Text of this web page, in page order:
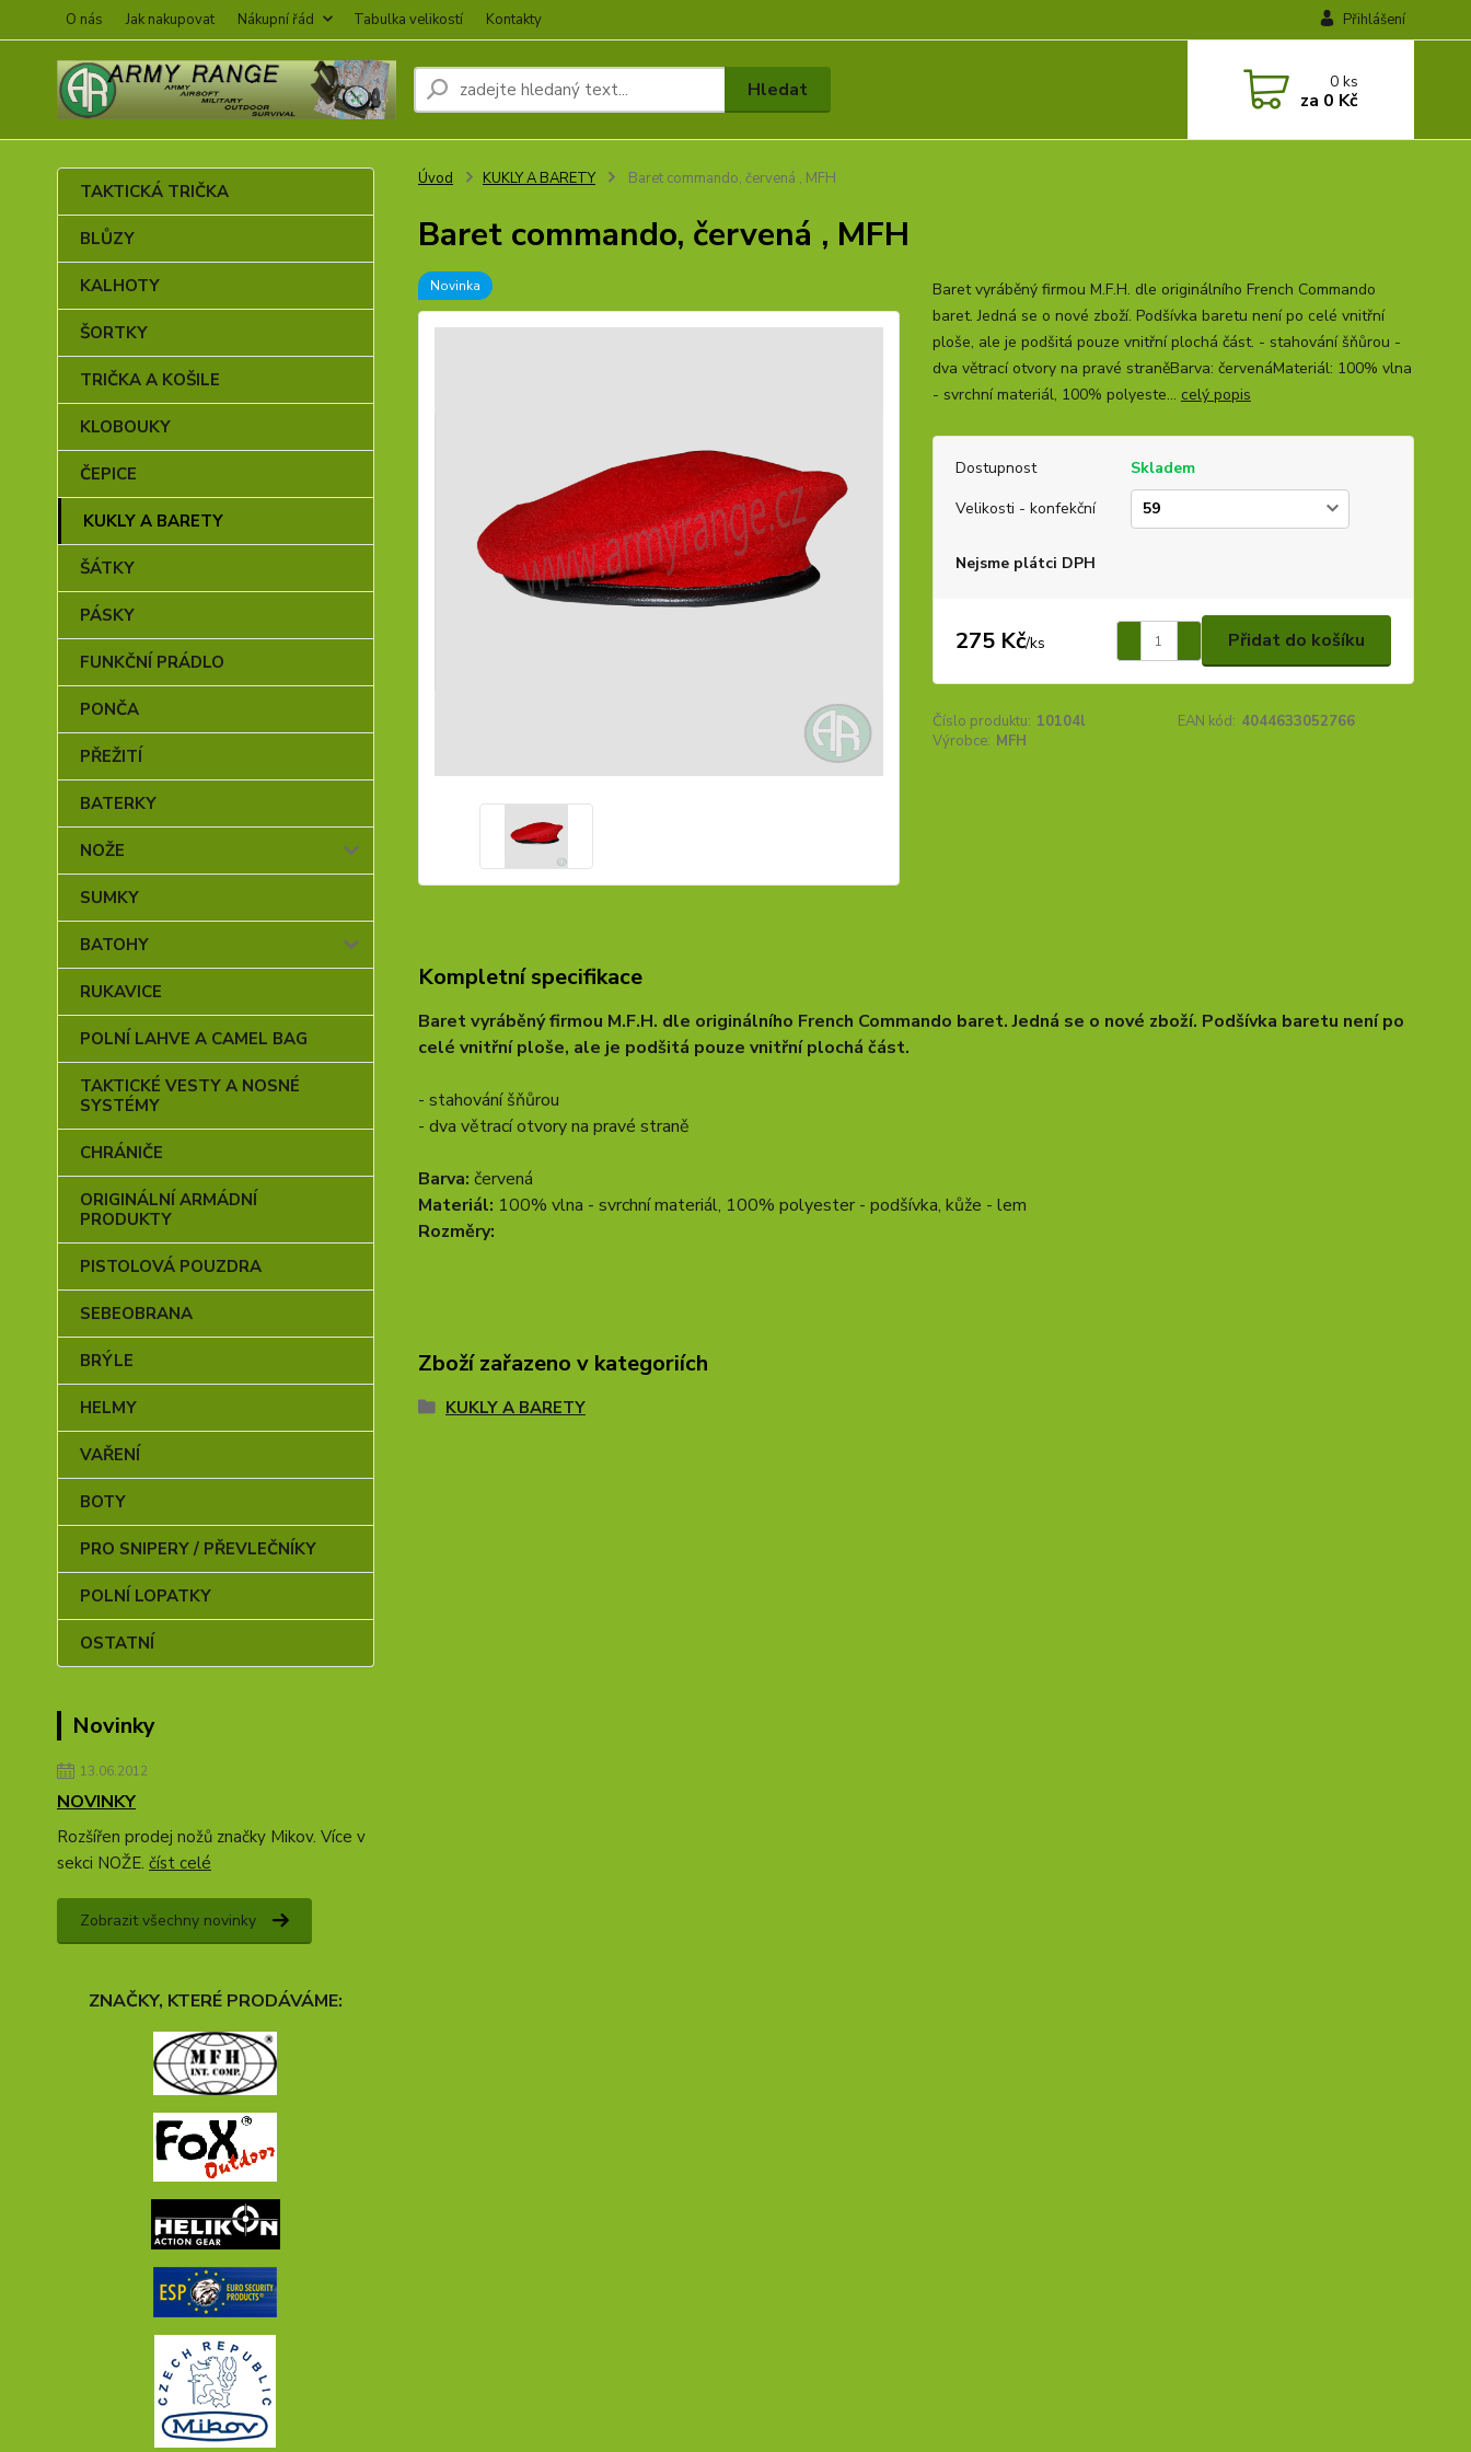
O nás Jak nakupovat Nákupní řád Tabulka velikostí Kontakty Přihlášení
Hledat 0ks
za 0 Kč
TAKTICKÁ TRIČKA
BLŮZY
KALHOTY
ŠORTKY
TRIČKA A KOŠILE
KLOBOUKY
ČEPICE
KUKLY A BARETY
ŠÁTKY
PÁSKY
FUNKČNÍ PRÁDLO
PONČA
PŘEŽITÍ
BATERKY
NOŽE
SUMKY
BATOHY
RUKAVICE
POLNÍ LAHVE A CAMEL BAG
TAKTICKÉ VESTY A NOSNÉ
SYSTÉMY
CHRÁNIČE
ORIGINÁLNÍ ARMÁDNÍ
PRODUKTY
PISTOLOVÁ POUZDRA
SEBEOBRANA
BRÝLE
HELMY
VAŘENÍ
BOTY
PRO SNIPERY / PŘEVLEČNÍKY
POLNÍ LOPATKY
OSTATNÍ
Novinky
13.06.2012
NOVINKY
Rozšířen prodej nožů značky Mikov. Více v
sekci NOŽE. číst celé
Zobrazit všechny novinky
ZNAČKY, KTERÉ PRODÁVÁME:
Úvod KUKLY A BARETY Baret commando, červená , MFH
Baret commando, červená , MFH
Novinka
Baret vyráběný firmou M.F.H. dle originálního French Commando
baret. Jedná se o nové zboží. Podšívka baretu není po celé vnitřní
ploše, ale je podšitá pouze vnitřní plochá část. - stahování šňůrou -
dva větrací otvory na pravé straněBarva: červenáMateriál: 100% vlna
- svrchní materiál, 100% polyeste... celý popis
Dostupnost
Skladem
Velikosti - konfekční
Nejsme plátci DPH
275 Kč/ks Přidat do košíku
Číslo produktu: 10104l EAN kód: 4044633052766
Výrobce: MFH
Kompletní specifikace
Baret vyráběný firmou M.F.H. dle originálního French Commando baret. Jedná se o nové zboží. Podšívka baretu není po
celé vnitřní ploše, ale je podšitá pouze vnitřní plochá část.
- stahování šňůrou
- dva větrací otvory na pravé straně
Barva: červená
Materiál: 100% vlna - svrchní materiál, 100% polyester - podšívka, kůže - lem
Rozměry:
Zboží zařazeno v kategoriích
KUKLY A BARETY